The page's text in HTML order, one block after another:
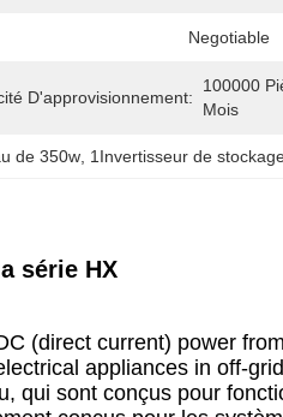
Negotiable
D'approvisionnement:
100000
Mois
de 350w 1Invertisseur de
série HX
(direct current) power
appliances in off-
qui sont conçus pour